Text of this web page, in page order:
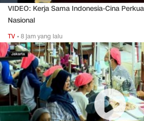
VIDEO: Kerja Sama Indonesia-Cina
Nasional
TV •8 jam yang lalu